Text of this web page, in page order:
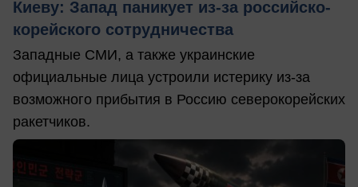
Киеву: Запад паникует из-за российско-
корейского сотрудничества
Западные СМИ, а также украинские
официальные лица устроили истерику из-за
возможного прибытия в Россию северокорейских
ракетчиков.